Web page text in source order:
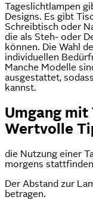
Tageslichtlampen
Designs. Es gibt
Schreibtisch oder
die als Steh- oder
können. Die Wahl
individuellen
Manche Modelle
ausgestattet,
kannst.
Umgang mit
Wertvolle
die Nutzung einer
morgens
Der Abstand zur
betragen.